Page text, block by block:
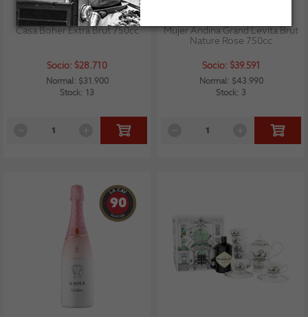
Casa Boher Extra Brut 750cc
Socio: $28.710
Normal: $31.900
Stock: 13
Mujer Andina Grand Levita Brut
Nature Rose 750cc
Socio: $39.591
Normal: $43.990
Stock: 3
90